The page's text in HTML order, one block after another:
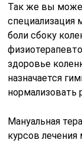
Так же вы
специализация
боли сбоку
здоровье
назначается
нормализовать
Мануальная
курсов